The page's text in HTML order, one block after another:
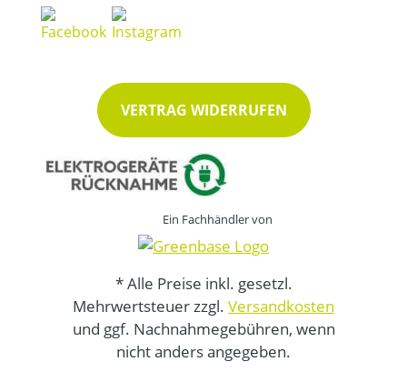
VERTRAG WIDERRUFEN
Ein Fachhändler von
* Alle Preise inkl. gesetzl.
Mehrwertsteuer zzgl. Versandkosten
und ggf. Nachnahmegebühren, wenn
nicht anders angegeben.